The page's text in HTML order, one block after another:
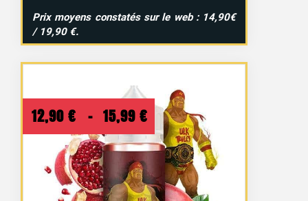
Prix moyens constatés sur le web : 14,90€
/ 19,90 €.
12,90 € – 15,99 € Plage
de
prix :
12,90 €